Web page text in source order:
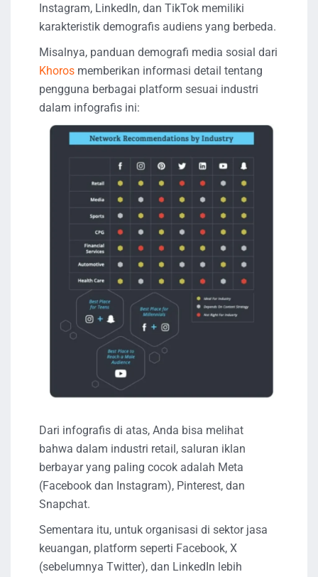
Instagram, LinkedIn, dan TikTok memiliki
karakteristik demografis audiens yang berbeda.
Misalnya, panduan demografi media sosial dari
Khoros memberikan informasi detail tentang
pengguna berbagai platform sesuai industri
dalam infografis ini:
Dari infografis di atas, Anda bisa melihat
bahwa dalam industri retail, saluran iklan
berbayar yang paling cocok adalah Meta
(Facebook dan Instagram), Pinterest, dan
Snapchat.
Sementara itu, untuk organisasi di sektor jasa
keuangan, platform seperti Facebook, X
(sebelumnya Twitter), dan LinkedIn lebih